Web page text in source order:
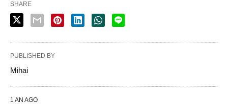
SHARE
PUBLISHED BY
Mihai
1 AN AGO